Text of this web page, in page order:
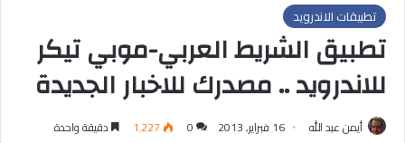
تطبيقات الاندرويد
تطبيق الشريط العربي-موبي تيكر
للاندرويد .. مصدرك للاخبار الجديدة
أيمن عبد الله 16 فبراير, 2013 0 1٬227 دقيقة واحدة